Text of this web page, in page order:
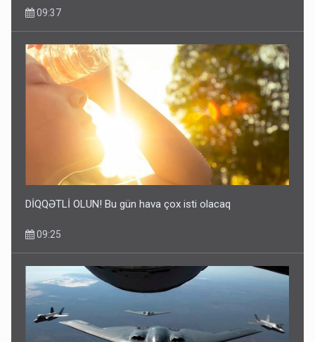
09:37
DİQQƏTLİ OLUN! Bu gün hava çox isti olacaq
09:25